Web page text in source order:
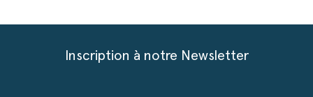
Inscription à notre Newsletter